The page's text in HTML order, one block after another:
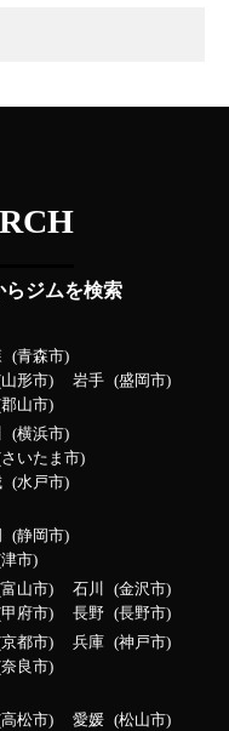
らジムを検索
青森市
山形市 岩手
盛岡市
郡山市
横浜市
さいたま市
水戸市
静岡市
津市
富山市 石川
金沢市
甲府市 長野 長野市
京都市 兵庫
神戸市
奈良市
高松市 愛媛
松山市